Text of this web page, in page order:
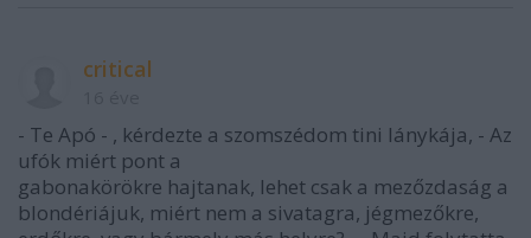
critical
- Te Apó - , kérdezte a szomszédom tini lánykája, - Az
ufók miért pont a
gabonakörökre hajtanak, lehet csak a mezőzdaság a
blondériájuk, miért nem a sivatagra, jégmezőkre,